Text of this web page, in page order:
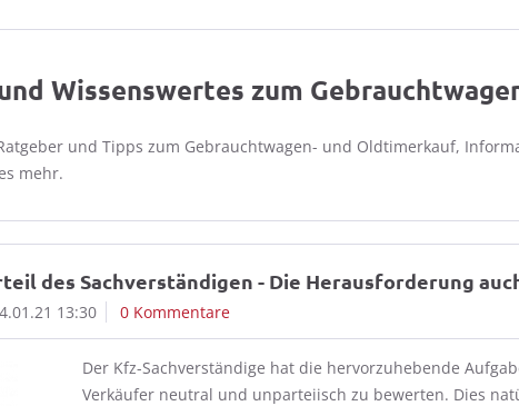
Wissenswertes zum
und Tipps zum Gebrauchtwagen- und Oldtimerkauf,
mehr.
des Sachverständigen - Die Herausforderung
13:30 0 Kommentare
Der Kfz-Sachverständige hat die hervorzuhebende
Verkäufer neutral und unparteiisch zu bewerten. Dies